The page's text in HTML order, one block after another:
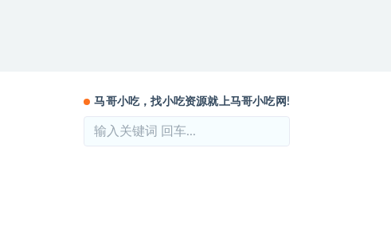
马哥小吃，找小吃资源就上马哥小吃网!